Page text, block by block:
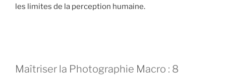
les limites de la perception humaine.
Maîtriser la Photographie Macro : 8